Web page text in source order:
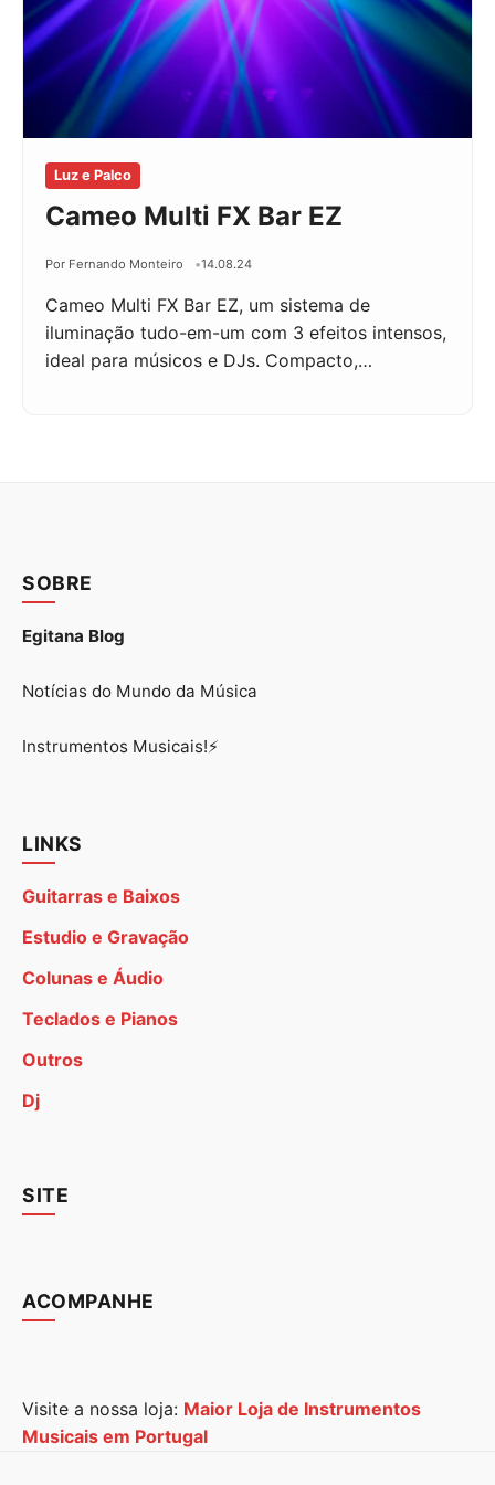
Luz e Palco
Cameo Multi FX Bar EZ
Por Fernando Monteiro 14.08.24
Cameo Multi FX Bar EZ, um sistema de
iluminação tudo-em-um com 3 efeitos intensos,
ideal para músicos e DJs. Compacto,…
SOBRE
Egitana Blog
Notícias do Mundo da Música
Instrumentos Musicais!⚡
LINKS
Guitarras e Baixos
Estudio e Gravação
Colunas e Áudio
Teclados e Pianos
Outros
Dj
SITE
ACOMPANHE
Visite a nossa loja: Maior Loja de Instrumentos
Musicais em Portugal